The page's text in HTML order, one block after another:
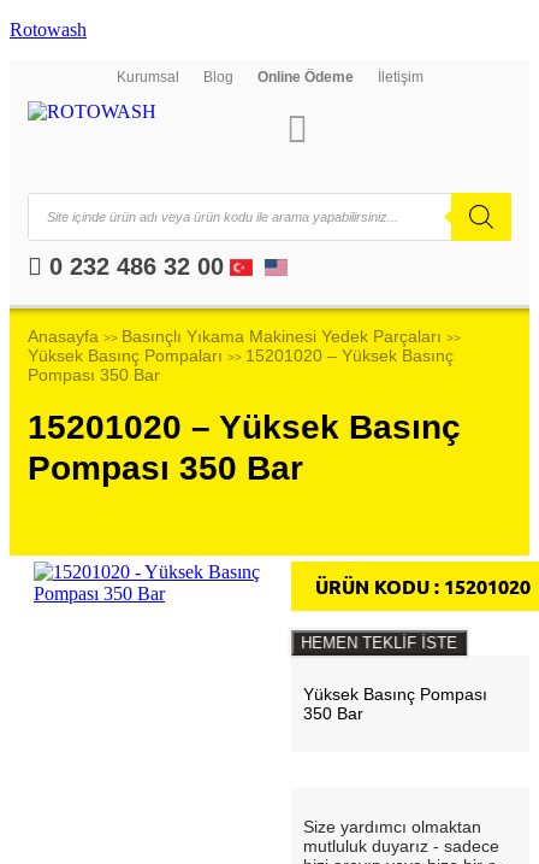
Rotowash
Kurumsal Blog Online Ödeme İletişim
0 232 486 32 00
Anasayfa >> Basınçlı Yıkama Makinesi Yedek Parçaları >>
Yüksek Basınç Pompaları >> 15201020 – Yüksek Basınç
Pompası 350 Bar
15201020 – Yüksek Basınç
Pompası 350 Bar
ÜRÜN KODU : 15201020
HEMEN TEKLİF İSTE
Yüksek Basınç Pompası
350 Bar
Size yardımcı olmaktan
mutluluk duyarız - sadece